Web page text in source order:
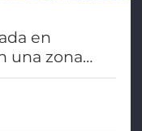
en
una zona